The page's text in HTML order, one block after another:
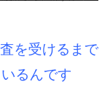
を受けるまで
るんです